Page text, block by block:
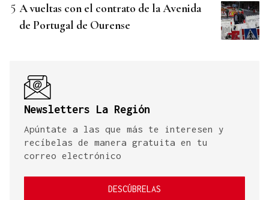
A vueltas con el contrato de la Avenida
de Portugal de Ourense
Newsletters La Región
Apúntate a las que más te interesen y
recíbelas de manera gratuita en tu
correo electrónico
DESCÚBRELAS